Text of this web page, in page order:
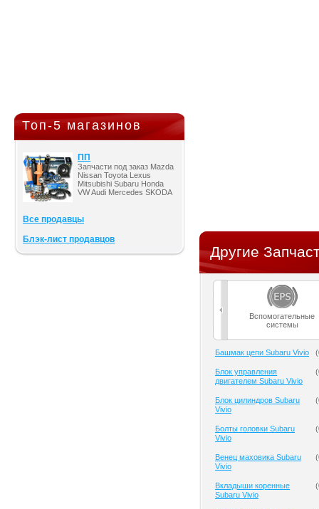
Топ-5 магазинов
ПП
Запчасти под заказ Mazda
Nissan Toyota Lexus
Mitsubishi Subaru Honda
VW Audi Mercedes SKODA
Все продавцы
Блэк-лист продавцов
Другие
Вспомогательные
системы
Башмак цепи Subaru Vivio (
Блок управления
двигателем Subaru Vivio
(
Блок цилиндров Subaru
Vivio
(
Болты головки Subaru
Vivio
(
Венец маховика Subaru
Vivio
(
Вкладыши коренные
Subaru Vivio
(